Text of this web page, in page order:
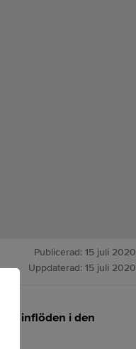
Publicerad: 15 juli 2020
Uppdaterad: 15 juli 2020
inflöden i den